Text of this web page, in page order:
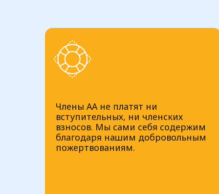
Члены АА не платят ни
вступительных, ни членских
взносов. Мы сами себя содержим
благодаря нашим добровольным
пожертвованиям.